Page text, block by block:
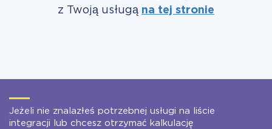
z Twoją usługą na tej stronie
Jeżeli nie znalazłeś potrzebnej usługi na liście
integracji lub chcesz otrzymać kalkulację